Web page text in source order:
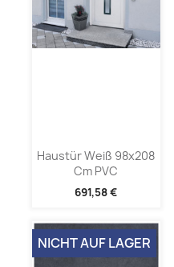
Haustür Weiß 98x208
Cm PVC
691,58 €
NICHT AUF LAGER